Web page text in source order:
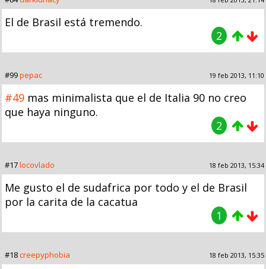
El de Brasil está tremendo.
2
#99pepac 19 feb 2013, 11:10
#49 mas minimalista que el de Italia 90 no creo
que haya ninguno.
2
#17locovlado 18 feb 2013, 15:34
Me gusto el de sudafrica por todo y el de Brasil
por la carita de la cacatua
1
#18creepyphobia 18 feb 2013, 15:35